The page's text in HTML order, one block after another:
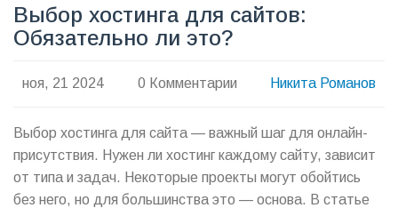
Выбор хостинга для сайтов:
Обязательно ли это?
ноя, 21 2024 0 Комментарии Никита Романов
Выбор хостинга для сайта — важный шаг для онлайн-
присутствия. Нужен ли хостинг каждому сайту, зависит
от типа и задач. Некоторые проекты могут обойтись
без него, но для большинства это — основа. В статье